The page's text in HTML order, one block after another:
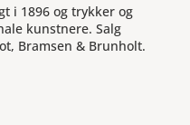
i 1896 og trykker og
kunstnere. Salg
Bramsen & Brunholt.